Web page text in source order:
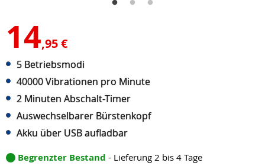
14,95 €
5 Betriebsmodi
40000 Vibrationen pro Minute
2 Minuten Abschalt-Timer
Auswechselbarer Bürstenkopf
Akku über USB aufladbar
Begrenzter Bestand - Lieferung 2 bis 4 Tage